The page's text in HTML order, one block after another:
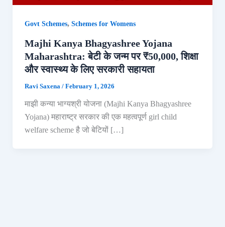
Govt Schemes, Schemes for Womens
Majhi Kanya Bhagyashree Yojana
Maharashtra: बेटी के जन्म पर ₹50,000, शिक्षा
और स्वास्थ्य के लिए सरकारी सहायता
Ravi Saxena / February 1, 2026
माझी कन्या भाग्यश्री योजना (Majhi Kanya Bhagyashree
Yojana) महाराष्ट्र सरकार की एक महत्वपूर्ण girl child
welfare scheme है जो बेटियों […]